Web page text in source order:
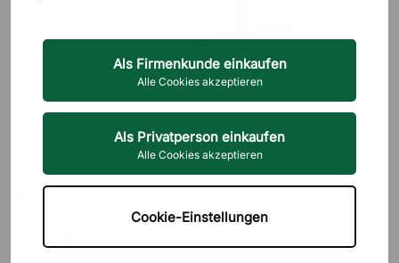
Als Firmenkunde einkaufen
Alle Cookies akzeptieren
Als Privatperson einkaufen
Alle Cookies akzeptieren
Cookie-Einstellungen
Konferenztisch Modul
740 €